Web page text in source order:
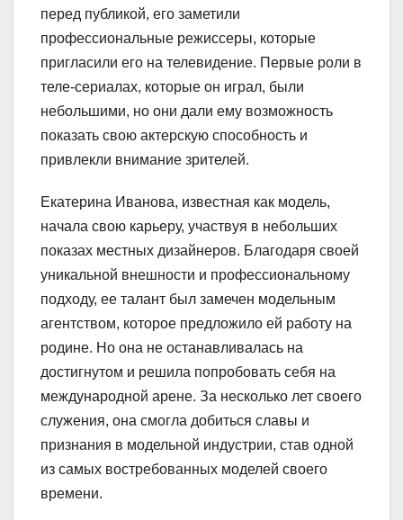
перед публикой, его заметили
профессиональные режиссеры, которые
пригласили его на телевидение. Первые роли в
теле-сериалах, которые он играл, были
небольшими, но они дали ему возможность
показать свою актерскую способность и
привлекли внимание зрителей.
Екатерина Иванова, известная как модель,
начала свою карьеру, участвуя в небольших
показах местных дизайнеров. Благодаря своей
уникальной внешности и профессиональному
подходу, ее талант был замечен модельным
агентством, которое предложило ей работу на
родине. Но она не останавливалась на
достигнутом и решила попробовать себя на
международной арене. За несколько лет своего
служения, она смогла добиться славы и
признания в модельной индустрии, став одной
из самых востребованных моделей своего
времени.